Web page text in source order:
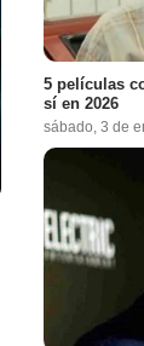
5 películas
sí en 2026
sábado, 3 de